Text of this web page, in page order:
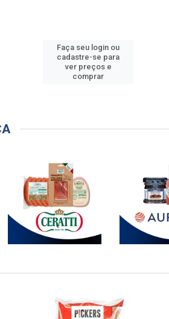
Faça seu login ou
cadastre-se para
ver preços e
comprar